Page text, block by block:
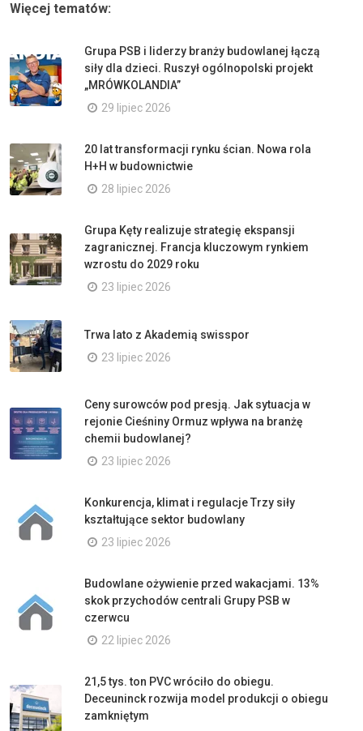
Więcej tematów:
Grupa PSB i liderzy branży budowlanej łączą
siły dla dzieci. Ruszył ogólnopolski projekt
„MRÓWKOLANDIA”
29 lipiec 2026
20 lat transformacji rynku ścian. Nowa rola
H+H w budownictwie
28 lipiec 2026
Grupa Kęty realizuje strategię ekspansji
zagranicznej. Francja kluczowym rynkiem
wzrostu do 2029 roku
23 lipiec 2026
Trwa lato z Akademią swisspor
23 lipiec 2026
Ceny surowców pod presją. Jak sytuacja w
rejonie Cieśniny Ormuz wpływa na branżę
chemii budowlanej?
23 lipiec 2026
Konkurencja, klimat i regulacje Trzy siły
kształtujące sektor budowlany
23 lipiec 2026
Budowlane ożywienie przed wakacjami. 13%
skok przychodów centrali Grupy PSB w
czerwcu
22 lipiec 2026
21,5 tys. ton PVC wróciło do obiegu.
Deceuninck rozwija model produkcji o obiegu
zamkniętym